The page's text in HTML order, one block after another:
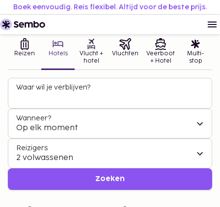
Boek eenvoudig. Reis flexibel. Altijd voor de beste prijs.
Reizen Hotels
Vlucht +
hotel
Vluchten
Veerboot
+ Hotel
Multi-
stop
Waar wil je verblijven?
Wanneer?
Op elk moment
Reizigers
2 volwassenen
Zoeken